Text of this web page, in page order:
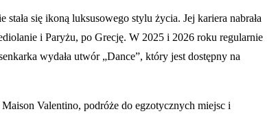
się ikoną luksusowego stylu życia. Jej kariera nabrała
i Paryżu, po Grecję. W 2025 i 2026 roku regularnie
wydała utwór „Dance”, który jest dostępny na
Valentino, podróże do egzotycznych miejsc i